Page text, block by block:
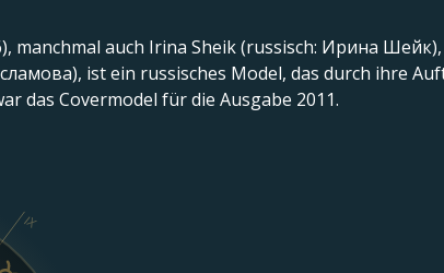
manchmal auch Irina Sheik (russisch: Ирина
ist ein russisches Model, das durch ihre
das Covermodel für die Ausgabe 2011.
IX